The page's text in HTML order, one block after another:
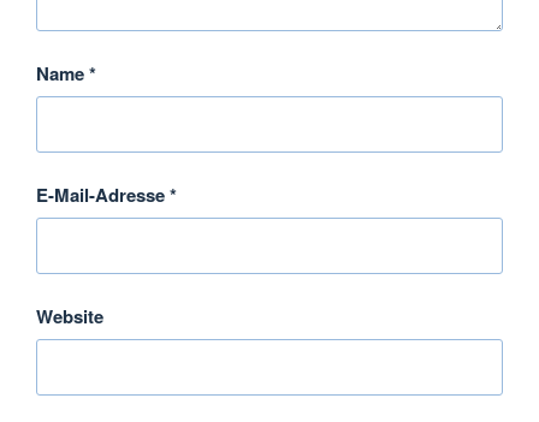
Name*
E-Mail-Adresse*
Website